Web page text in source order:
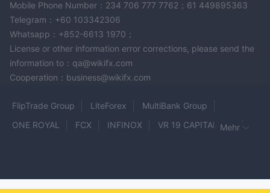
Mobile Phone Number：234 706 777 7762；61 449895363
Telegram：+60 103342306
Whatsapp：+852-6613 1970；
License or other information error corrections, please send the
information to：qa@wikifx.com
Cooperation：business@wikifx.com
FlipTrade Group LiteForex
MultiBank Group
ONE ROYAL
FCX INFINOX
VR 19 CAPITAL LTD
GFS
GMO-Z.com 247 Wall Market Validus
Mehr